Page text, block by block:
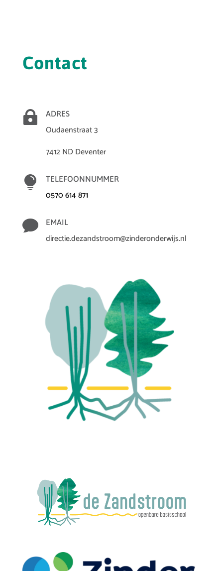
Contact
 ADRES
Oudaenstraat 3
7412 ND Deventer
 TELEFOONNUMMER
0570 614 871
 EMAIL
directie.dezandstroom@zinderonderwijs.nl